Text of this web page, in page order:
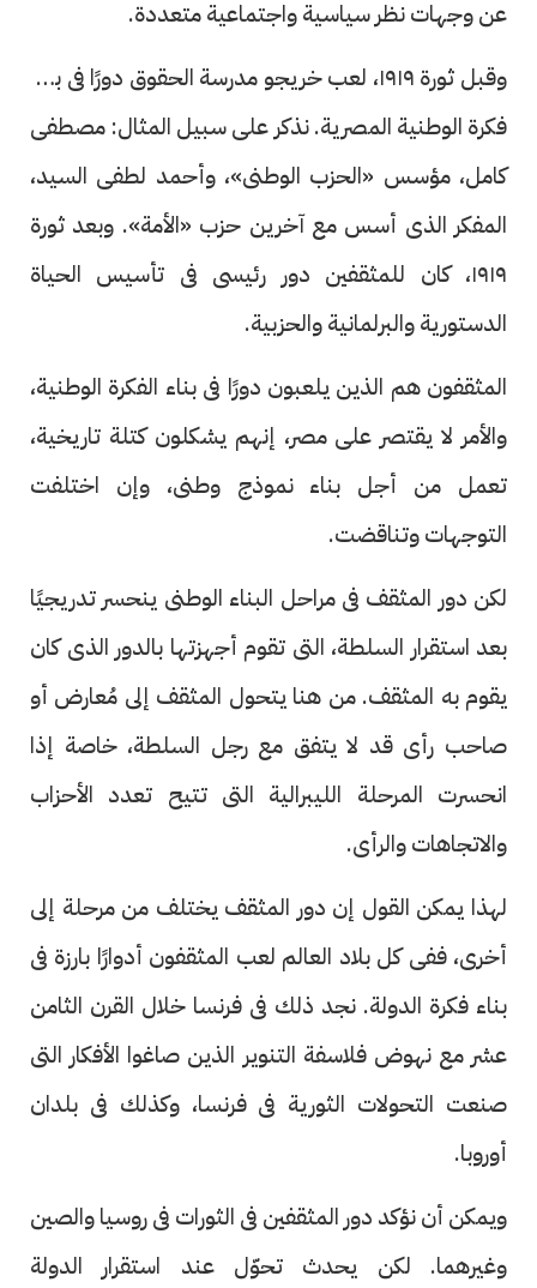
عن وجهات نظر سياسية واجتماعية متعددة.
وقبل ثورة ١٩١٩، لعب خريجو مدرسة الحقوق دورًا فى بناء
فكرة الوطنية المصرية. نذكر على سبيل المثال: مصطفى
كامل، مؤسس «الحزب الوطنى»، وأحمد لطفى السيد،
المفكر الذى أسس مع آخرين حزب «الأمة». وبعد ثورة
١٩١٩، كان للمثقفين دور رئيسى فى تأسيس الحياة
الدستورية والبرلمانية والحزبية.
المثقفون هم الذين يلعبون دورًا فى بناء الفكرة الوطنية،
والأمر لا يقتصر على مصر، إنهم يشكلون كتلة تاريخية،
تعمل من أجل بناء نموذج وطنى، وإن اختلفت
التوجهات وتناقضت.
لكن دور المثقف فى مراحل البناء الوطنى ينحسر تدريجيًا
بعد استقرار السلطة، التى تقوم أجهزتها بالدور الذى كان
يقوم به المثقف. من هنا يتحول المثقف إلى مُعارض أو
صاحب رأى قد لا يتفق مع رجل السلطة، خاصة إذا
انحسرت المرحلة الليبرالية التى تتيح تعدد الأحزاب
والاتجاهات والرأى.
لهذا يمكن القول إن دور المثقف يختلف من مرحلة إلى
أخرى، ففى كل بلاد العالم لعب المثقفون أدوارًا بارزة فى
بناء فكرة الدولة. نجد ذلك فى فرنسا خلال القرن الثامن
عشر مع نهوض فلاسفة التنوير الذين صاغوا الأفكار التى
صنعت التحولات الثورية فى فرنسا، وكذلك فى بلدان
أوروبا.
ويمكن أن نؤكد دور المثقفين فى الثورات فى روسيا والصين
وغيرهما. لكن يحدث تحوّل عند استقرار الدولة